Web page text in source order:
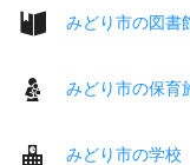
みどり市の図書
みどり市の保育
みどり市の学校